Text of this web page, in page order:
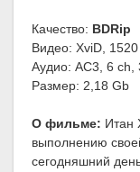
Качество: BDRip
Видео: XviD,
Аудио: AC3, 6 ch,
Размер: 2,18 Gb
О фильме: Итан
выполнению
сегодняшний